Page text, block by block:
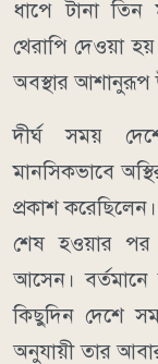
ধাপে টানা
থেরাপি দেওয়া
অবস্থার আশানুরূপ
দীর্ঘ সময়
মানসিকভাবে
প্রকাশ
শেষ হওয়ার পর
আসেন। বর্তমানে
কিছুদিন দেশে
অনুযায়ী তার